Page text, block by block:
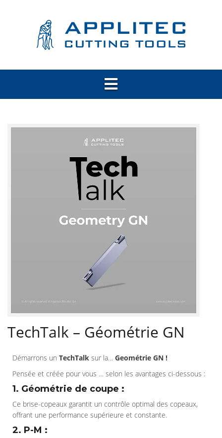
TechTalk – Géométrie GN
Démarrons un TechTalk sur la… Geométrie GN !
Pensée et créée pour vous … selon les avantages ci-dessous :
1. Géométrie de coupe :
Ce brise-copeaux garantit un contrôle optimal des copeaux,
offrant une performance supérieure et constante.
2. P-M :